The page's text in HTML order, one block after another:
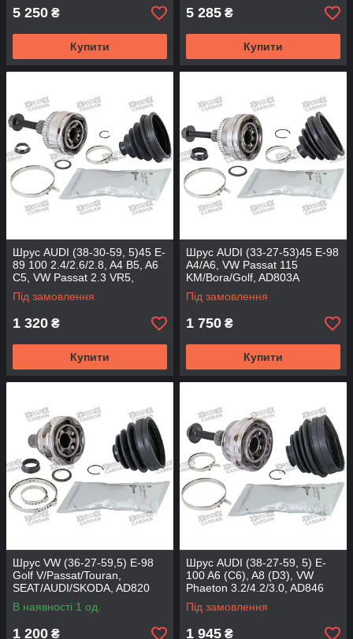
5 250 ₴
Купити
5 285 ₴
Купити
Шрус AUDI (38-30-59, 5)45 E-
89 100 2.4/2.6/2.8, A4 B5, A6
C5, VW Passat 2.3 VR5,
AD802A (DSP)
Під замовлення
1 320 ₴
Купити
Шрус AUDI (33-27-53)45 E-98
A4/A6, VW Passat 115
KM/Bora/Golf, AD803A
(DRIVESHAFT PARTS)
Під замовлення
1 750 ₴
Купити
Шрус VW (36-27-59,5) E-98
Golf V/Passat/Touran,
SEAT/AUDI/SKODA, AD820
(DRIVESHAFT PARTS)
В наявності 1 од.
1 200 ₴
Шрус AUDI (38-27-59, 5) E-
100 A6 (C6), A8 (D3), VW
Phaeton 3.2/4.2/3.0, AD846
(DRIVESHAFT PARTS)
Під замовлення
1 945 ₴